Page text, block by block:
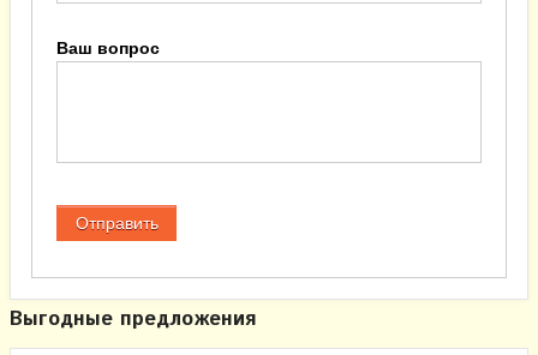
Ваш вопрос
Выгодные предложения